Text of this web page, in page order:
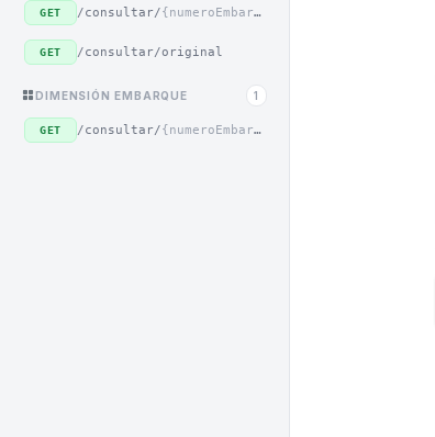
GET /consultar/{numeroEmbarque}
GET /consultar/original
DIMENSIÓN EMBARQUE 1
GET /consultar/{numeroEmbarque}